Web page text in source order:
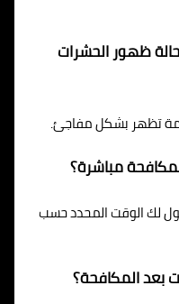
ظهور الحشرات
تظهر بشكل مفاجئ.
مباشرة؟
لك الوقت المحدد حسب
بعد المكافحة؟